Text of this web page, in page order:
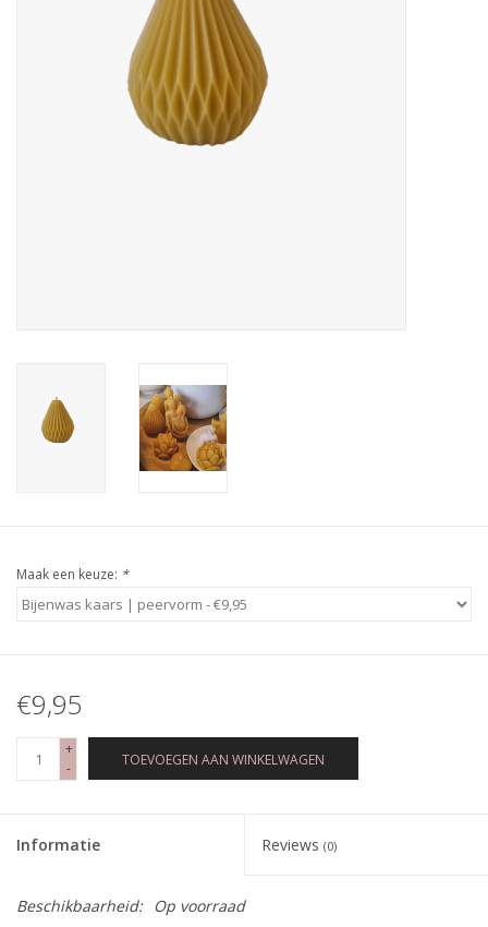
Kaarsen accessoires
Relatiegeschenken & Bedankjes
Maak een keuze: *
€9,95
+
-
TOEVOEGEN AAN WINKELWAGEN
Informatie Reviews (0)
Beschikbaarheid:
Op voorraad